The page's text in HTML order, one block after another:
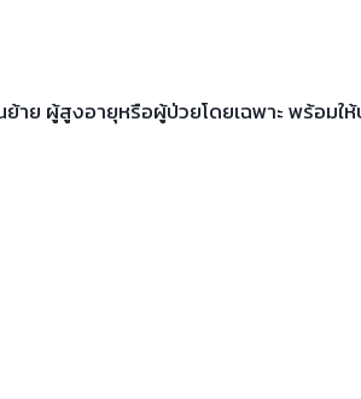
าย ผู้สูงอายุหรือผู้ป่วยโดยเฉพาะ พร้อมใ